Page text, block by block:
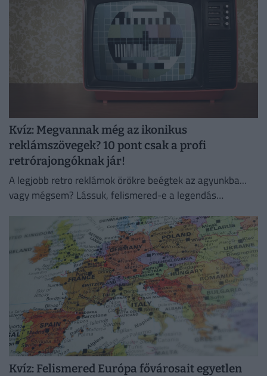
Kvíz: Megvannak még az ikonikus
reklámszövegek? 10 pont csak a profi
retrórajongóknak jár!
A legjobb retro reklámok örökre beégtek az agyunkba...
vagy mégsem? Lássuk, felismered-e a legendás
Kvíz: Felismered Európa fővárosait egyetlen